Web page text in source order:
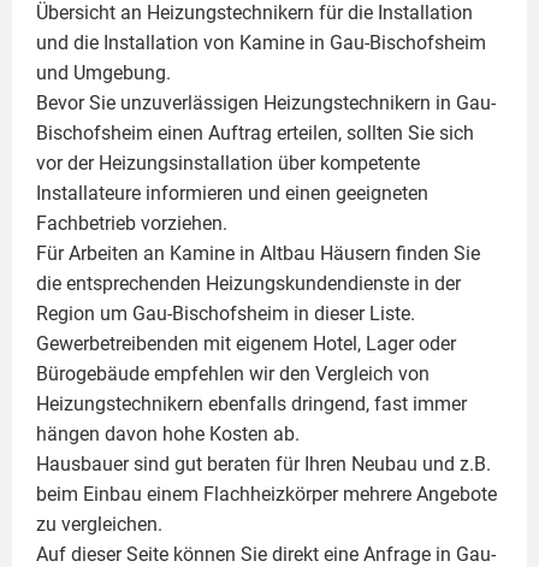
Übersicht an Heizungstechnikern für die Installation
und die Installation von Kamine in Gau-Bischofsheim
und Umgebung.
Bevor Sie unzuverlässigen Heizungstechnikern in Gau-
Bischofsheim einen Auftrag erteilen, sollten Sie sich
vor der Heizungsinstallation über kompetente
Installateure informieren und einen geeigneten
Fachbetrieb vorziehen.
Für Arbeiten an Kamine in Altbau Häusern finden Sie
die entsprechenden Heizungskundendienste in der
Region um Gau-Bischofsheim in dieser Liste.
Gewerbetreibenden mit eigenem Hotel, Lager oder
Bürogebäude empfehlen wir den Vergleich von
Heizungstechnikern ebenfalls dringend, fast immer
hängen davon hohe Kosten ab.
Hausbauer sind gut beraten für Ihren Neubau und z.B.
beim Einbau einem Flachheizkörpermehrere Angebote
zu vergleichen.
Auf dieser Seite können Sie direkt eine Anfrage in Gau-